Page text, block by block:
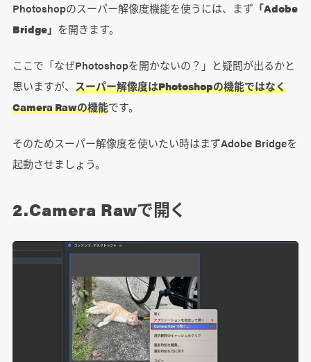
Photoshopのスーパー解像度機能を使うには、まず 「Adobe
Bridge」 を開きます。
ここで「なぜPhotoshopを開かないの？」と疑問が出るかと
思いますが、 スーパー解像度はPhotoshopの機能ではなく
Camera Rawの機能です。
そのためスーパー解像度を使いたい時はまずAdobe Bridgeを
起動させましょう。
2.Camera Rawで開く